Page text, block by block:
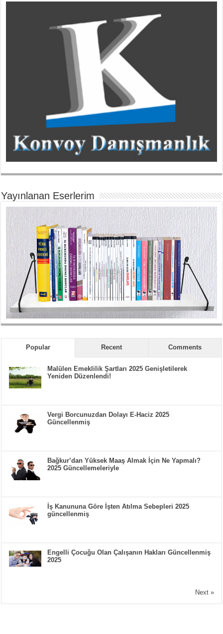
Yayınlanan Eserlerim
Popular Recent Comments
Malülen Emeklilik Şartları 2025 Genişletilerek
Yeniden Düzenlendi!
Vergi Borcunuzdan Dolayı E-Haciz 2025
Güncellenmiş
Bağkur’dan Yüksek Maaş Almak İçin Ne Yapmalı?
2025 Güncellemeleriyle
İş Kanununa Göre İşten Atılma Sebepleri 2025
güncellenmiş
Engelli Çocuğu Olan Çalışanın Hakları Güncellenmiş
2025
Next »